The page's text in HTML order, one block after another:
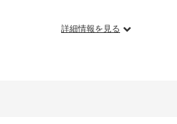
詳細情報を見る